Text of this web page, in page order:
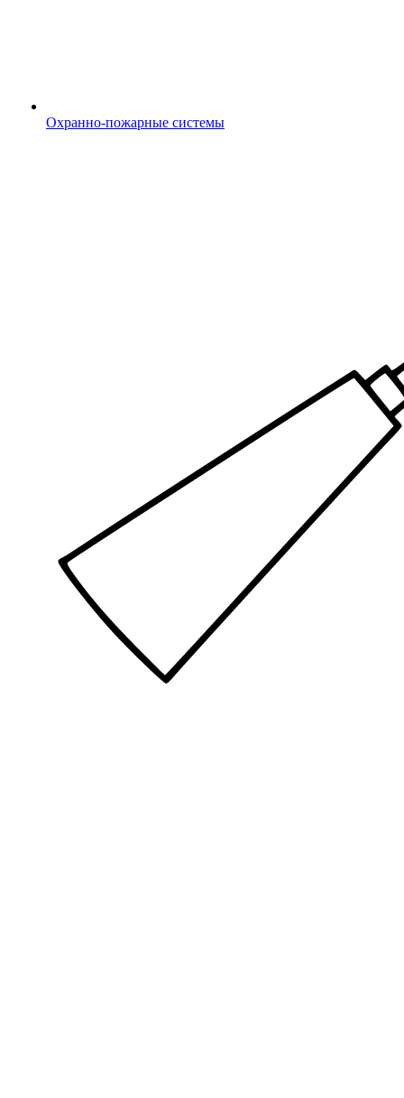
Охранно-пожарные системы